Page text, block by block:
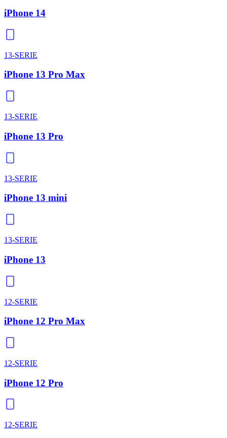
iPhone 14
13-SERIE
iPhone 13 Pro Max
13-SERIE
iPhone 13 Pro
13-SERIE
iPhone 13 mini
13-SERIE
iPhone 13
12-SERIE
iPhone 12 Pro Max
12-SERIE
iPhone 12 Pro
12-SERIE